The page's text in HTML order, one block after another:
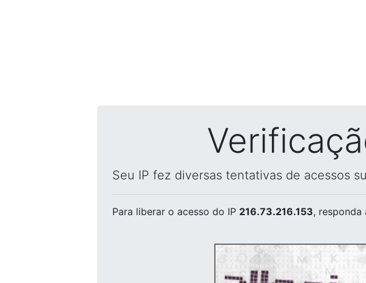
Seu IP fez diversas tentativas de acessos
Para liberar o acesso do IP 216.73.216.153, responda